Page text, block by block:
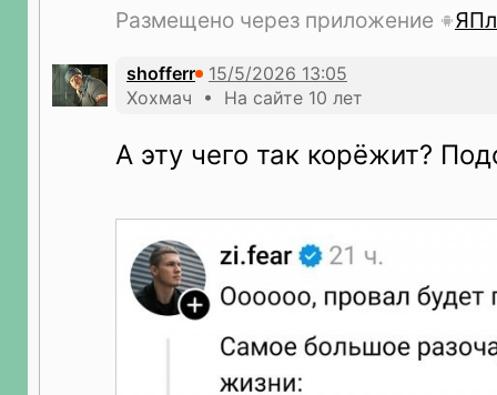
Размещено через приложение
shofferr
Хохмач • На сайте 10 лет
А эту чего так корёжит?